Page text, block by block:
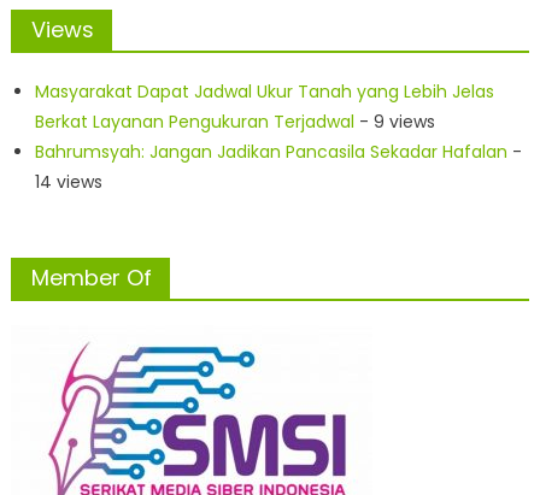
Views
Masyarakat Dapat Jadwal Ukur Tanah yang Lebih Jelas
Berkat Layanan Pengukuran Terjadwal - 9 views
Bahrumsyah: Jangan Jadikan Pancasila Sekadar Hafalan -
14 views
Member Of